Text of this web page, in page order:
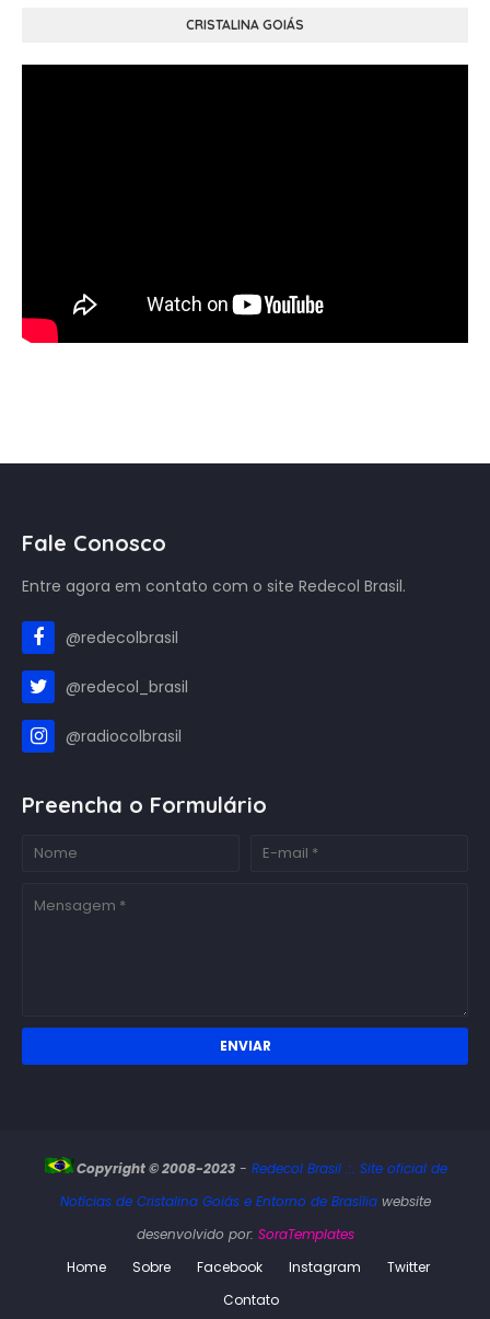
CRISTALINA GOIÁS
Fale Conosco
Entre agora em contato com o site Redecol Brasil.
@redecolbrasil
@redecol_brasil
@radiocolbrasil
Preencha o Formulário
Copyright © 2008-2023- Redecol Brasil .:. Site oficial de
Notícias de Cristalina Goiás e Entorno de Brasíliawebsite
desenvolvido por: SoraTemplates
Home
Sobre Facebook Instagram
Twitter
Contato